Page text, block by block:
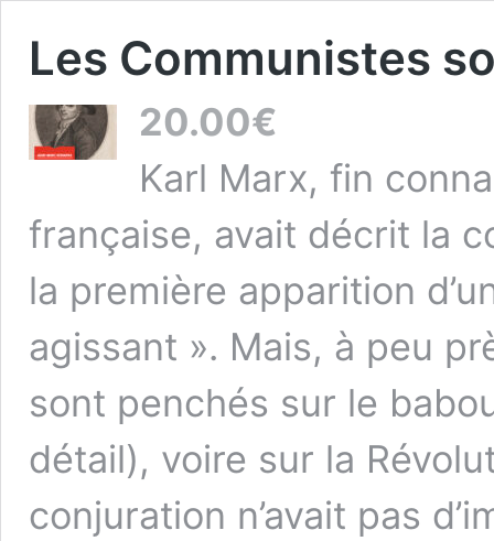
Les Communistes
20.00€
Karl Marx, fin
française, avait décrit la
la première apparition
agissant ». Mais, à peu
sont penchés sur le
détail), voire sur la
conjuration n’avait pas